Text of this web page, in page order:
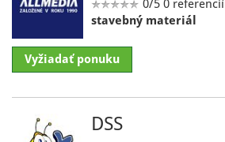
0/5 0 referencií
stavebný materiál
Vyžiadať ponuku
DSS